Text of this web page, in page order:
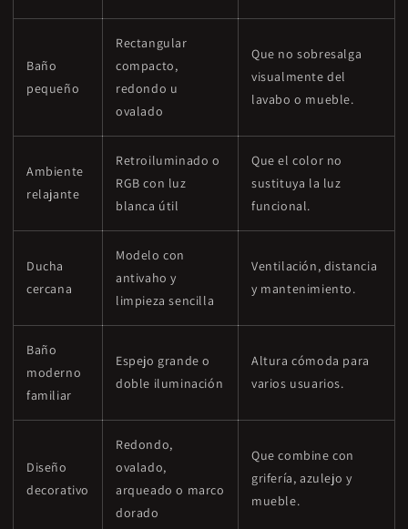
Baño
pequeño
Rectangular
compacto,
redondo u
ovalado
Que no sobresalga
visualmente del
lavabo o mueble.
Ambiente
relajante
Retroiluminado o
RGB con luz
blanca útil
Que el color no
sustituya la luz
funcional.
Ducha
cercana
Modelo con
antivaho y
limpieza sencilla
Ventilación, distancia
y mantenimiento.
Baño
moderno
familiar
Espejo grande o
doble iluminación
Altura cómoda para
varios usuarios.
Diseño
decorativo
Redondo,
ovalado,
arqueado o marco
dorado
Que combine con
grifería, azulejo y
mueble.